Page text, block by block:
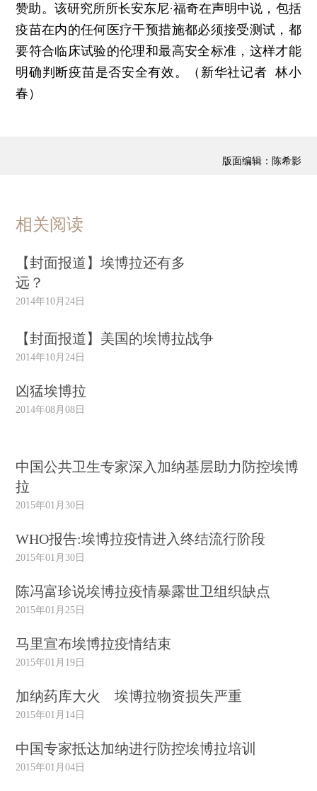
赞助。该研究所所长安东尼·福奇在声明中说，包括
疫苗在内的任何医疗干预措施都必须接受测试，都
要符合临床试验的伦理和最高安全标准，这样才能
明确判断疫苗是否安全有效。（新华社记者 林小
春）
版面编辑：陈希影
相关阅读
【封面报道】埃博拉还有多
远？
2014年10月24日
【封面报道】美国的埃博拉战争
2014年10月24日
凶猛埃博拉
2014年08月08日
中国公共卫生专家深入加纳基层助力防控埃博
拉
2015年01月30日
WHO报告:埃博拉疫情进入终结流行阶段
2015年01月30日
陈冯富珍说埃博拉疫情暴露世卫组织缺点
2015年01月25日
马里宣布埃博拉疫情结束
2015年01月19日
加纳药库大火 埃博拉物资损失严重
2015年01月14日
中国专家抵达加纳进行防控埃博拉培训
2015年01月04日